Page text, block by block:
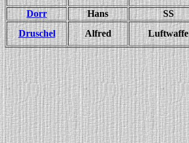
Dorr
Hans SS
Druschel
Alfred Luftwaffe